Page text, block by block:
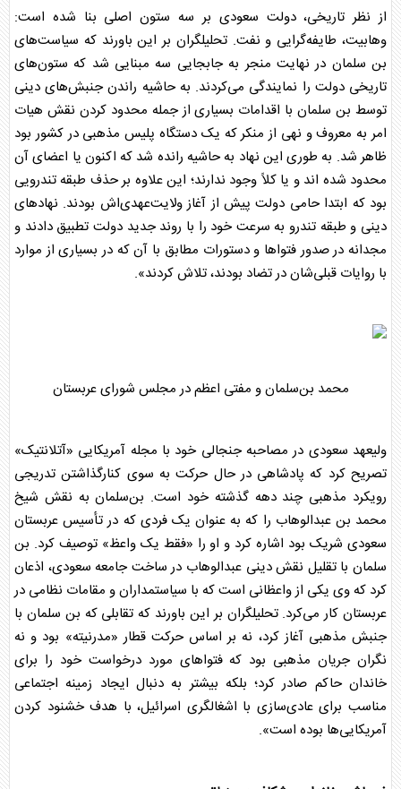
از نظر تاریخی، دولت سعودی بر سه ستون اصلی بنا شده است:
وهابیت، طایفه‌گرایی و نفت. تحلیلگران بر این باورند که سیاست‌های
بن سلمان در نهایت منجر به جابجایی سه مبنایی شد که ستون‌های
تاریخی دولت را نمایندگی می‌کردند. به حاشیه راندن جنبش‌های دینی
توسط بن سلمانبا اقدامات بسیاری از جمله محدود کردن نقش هیات
امر به معروف و نهی از منکر که یک دستگاه پلیس مذهبی در کشور بود
ظاهر شد. به طوری این نهاد به حاشیه رانده شد که اکنون یا اعضای آن
محدود شده اند و یا کلاً وجود ندارند؛ این علاوه بر حذف طبقه تندرویی
بود که ابتدا حامی دولت پیش از آغاز ولایت‌عهدی‌اش بودند. نهادهای
دینی و طبقه تندرو به سرعت خود را با روند جدید دولت تطبیق دادند و
مجدانه در صدور فتواها و دستورات مطابق با آن که در بسیاری از موارد
با روایات قبلی‌شان در تضاد بودند، تلاش کردند».
محمد بن‌سلمان و مفتی اعظم در مجلس شورایعربستان
ولیعهد سعودی در مصاحبه جنجالی خود با مجله آمریکایی «آتلانتیک»
تصریح کرد که پادشاهی در حال حرکت به سوی کنارگذاشتن تدریجی
رویکرد مذهبی چند دهه گذشته خود است. بن‌سلمان به نقش شیخ
محمد بن عبدالوهاب را که به عنوان یک فردی که در تأسیس عربستان
سعودی شریک بود اشاره کرد و او را «فقط یک واعظ» توصیف کرد. بن
سلمان با تقلیل نقش دینی عبدالوهاب در ساخت جامعه سعودی، اذعان
کرد که وی یکی از واعظانی است که با سیاستمداران و مقامات نظامی در
عربستانکار می‌کرد. تحلیلگران بر این باورند که تقابلی که بن سلمان با
جنبش مذهبی آغاز کرد، نه بر اساس حرکت قطار «مدرنیته» بود و نه
نگران جریان مذهبی بود که فتواهای مورد درخواست خود را برای
خاندان حاکم صادر کرد؛ بلکه بیشتر به دنبال ایجاد زمینه اجتماعی
مناسب برای عادی‌سازی با اشغالگری اسرائیل، با هدف خشنود کردن
آمریکایی‌ها بوده است».